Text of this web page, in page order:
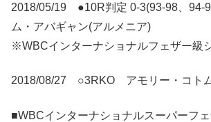
2018/05/19 ●10R判定 0-3(93-98、94-
ム・アバギャン(アルメニア)
※WBCインターナショナルフェザー級
2018/08/27 ○3RKO アモリー・コト
■WBCインターナショナルスーパーフ